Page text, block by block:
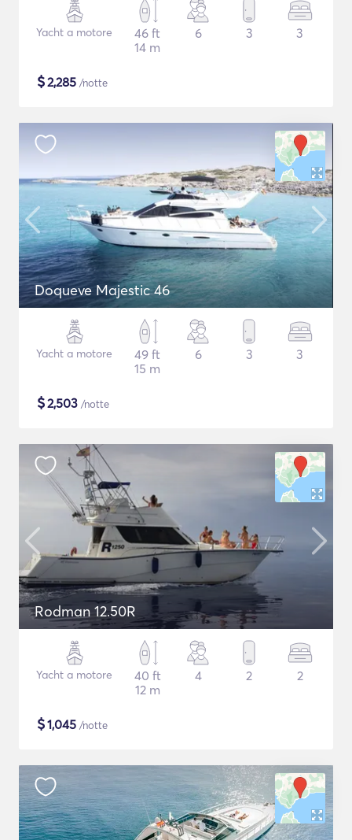
Yacht a motore
46 ft
14 m
6 3 3
$2,285 /notte
Doqueve Majestic 46
Yacht a motore
49 ft
15 m
6 3 3
$2,503 /notte
Rodman 12.50R
Yacht a motore
40 ft
12 m
4 2 2
$1,045 /notte